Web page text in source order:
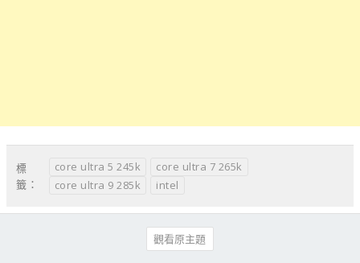
標
籤：
core ultra 5 245k
core ultra 7 265k
core ultra 9 285k
intel
觀看原主題